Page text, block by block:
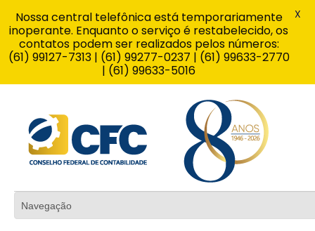
Nossa central telefônica está temporariamente
inoperante. Enquanto o serviço é restabelecido, os
contatos podem ser realizados pelos números:
(61) 99127-7313 | (61) 99277-0237 | (61) 99633-2770
| (61) 99633-5016
X